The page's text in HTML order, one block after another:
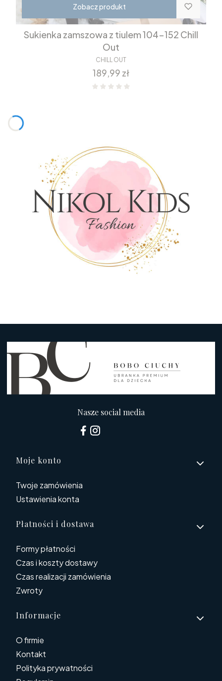
Zobacz produkt
Sukienka zamszowa z tiulem 104-152 Chill
Out
CHILL OUT
Cena
189,99 zł
Nasze social media
Linki w stopce
Moje konto
Twoje zamówienia
Ustawienia konta
Płatności i dostawa
Formy płatności
Czas i koszty dostawy
Czas realizacji zamówienia
Zwroty
Informacje
O firmie
Kontakt
Polityka prywatności